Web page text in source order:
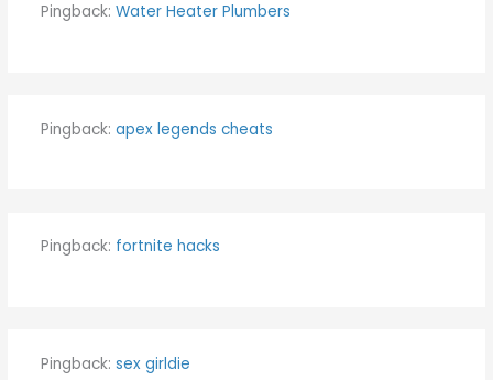
Pingback: Water Heater Plumbers
Pingback: apex legends cheats
Pingback: fortnite hacks
Pingback: sex girldie